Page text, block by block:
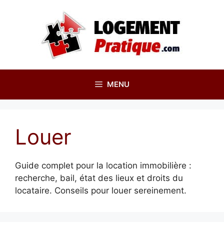
MENU
Louer
Guide complet pour la location immobilière :
recherche, bail, état des lieux et droits du
locataire. Conseils pour louer sereinement.